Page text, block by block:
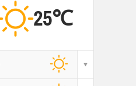
25℃